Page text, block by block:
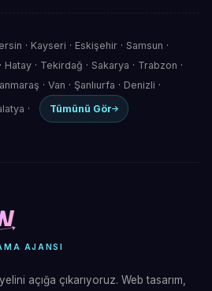
· Kayseri · Eskişehir· Samsun ·
· Hatay · Tekirdağ · Sakarya · Trabzon ·
· Van · Şanlıurfa · Denizli ·
· Tümünü Gör
AJANSI
açığa çıkarıyoruz. Web tasarım,